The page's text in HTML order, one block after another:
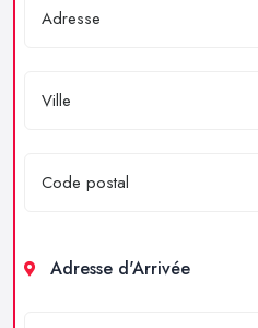
Adresse d'Arrivée